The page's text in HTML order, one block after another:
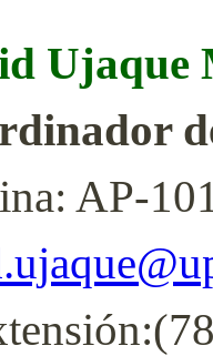
Ujaque
AP-